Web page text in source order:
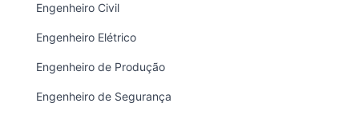
Engenheiro Civil
Engenheiro Elétrico
Engenheiro de Produção
Engenheiro de Segurança